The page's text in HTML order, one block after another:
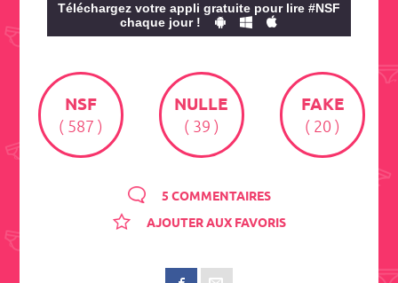
Téléchargez votre appli gratuite pour lire #NSF
chaque jour !
NSF
( 587 )
NULLE
( 39 )
FAKE
( 20 )
5 COMMENTAIRES
AJOUTER AUX FAVORIS